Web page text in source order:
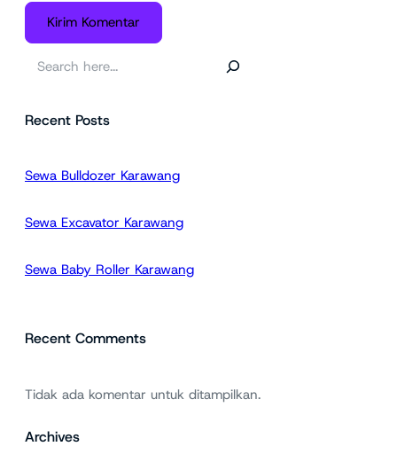
iRecent Posts
Sewa Bulldozer Karawang
Sewa Excavator Karawang
Sewa Baby Roller Karawang
Recent Comments
Tidak ada komentar untuk ditampilkan.
Archives